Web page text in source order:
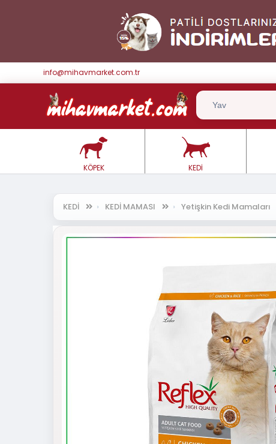
info@mihavmarket.com.tr
KÖPEK KEDİ
KEDİ KEDİ MAMASI Yetişkin Kedi Mamaları